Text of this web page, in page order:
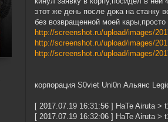
этот же день после дока на станку
без возвращенной моей
http://screenshot.ru/upload/images/
http://screenshot.ru/upload/images/
http://screenshot.ru/upload/images/
корпорация S0viet Uni0n Альянс
[ 2017.07.19 16:31:56 ] HaTe Airuta >
[ 2017.07.19 16:32:06 ] HaTe Airuta >